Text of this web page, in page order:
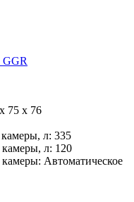
75 х 76
л: 335
л: 120
Автоматическое